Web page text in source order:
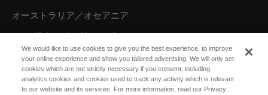
オーストラリア／オセアニア
北米
コモ パロット ケイ、タークス カイコス諸島
We would like to use cookies to give you the best experience, to improve
your online experience and show you tailored advertising. We will only set
cookies which are not strictly necessary if you consent, including
analytics cookies and cookies used to track any activity which is relevant
to our website and its services. For more information, read our Privacy